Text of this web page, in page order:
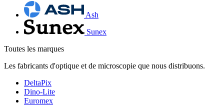
Ash
Sunex
Toutes les marques
Les fabricants d'optique et de microscopie que nous distribuons.
DeltaPix
Dino-Lite
Euromex